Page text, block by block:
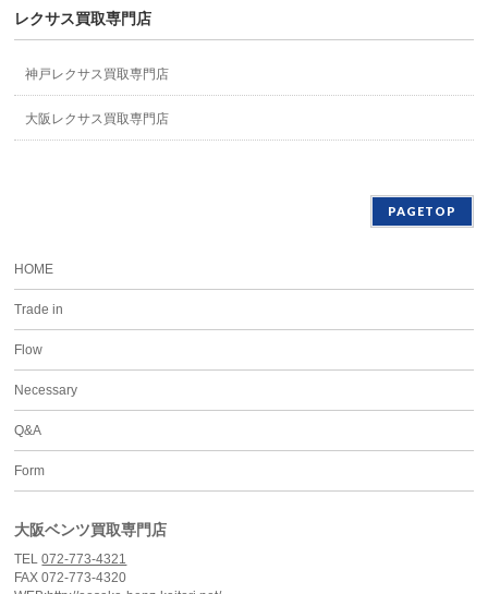
レクサス買取専門店
神戸レクサス買取専門店
大阪レクサス買取専門店
PAGETOP
HOME
Trade in
Flow
Necessary
Q&A
Form
大阪ベンツ買取専門店
TEL072-773-4321
FAX 072-773-4320